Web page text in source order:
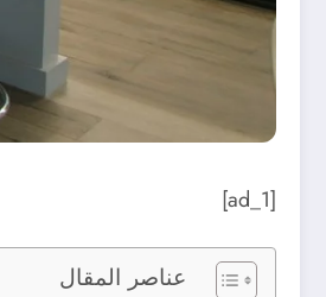
[ad_1]
عناصر المقال